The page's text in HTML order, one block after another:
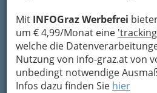
Mit INFOGraz Werbefrei
um € 4,99/Monat eine
welche die
Nutzung von info-graz.at von
unbedingt notwendige
Infos dazu finden Sie hier
Diözesanmuseum Graz
Bürgergasse 2, 8010 Graz
+43 316 8041 - 890
+43 316 8041 - 18 895